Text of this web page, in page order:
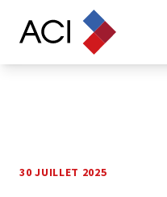
Skip to content
30 JUILLET 2025